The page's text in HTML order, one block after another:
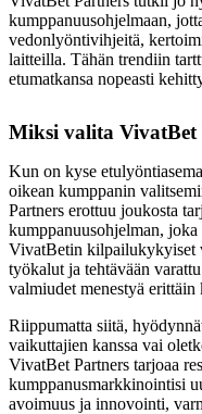
kumppanuusohjelmaan,
vedonlyöntivihjeitä,
laitteilla. Tähän trendiin
etumatkansa nopeasti
Miksi valita VivatBet
Kun on kyse
oikean kumppanin
Partners erottuu joukosta
kumppanuusohjelman,
VivatBetin kilpailukykyiset
työkalut ja tehtävään
valmiudet menestyä
Riippumatta siitä,
vaikuttajien kanssa vai
VivatBet Partners tarjoaa
kumppanusmarkkinointisi
avoimuus ja innovointi,